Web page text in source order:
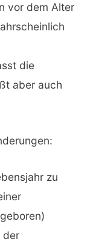
vor dem Alter
die
aber auch
zu
der